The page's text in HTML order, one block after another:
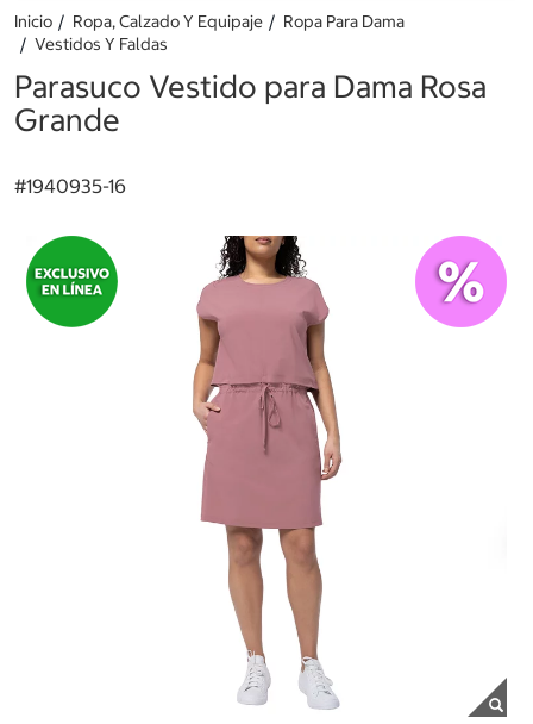
Inicio Ropa, Calzado Y Equipaje
Ropa Para Dama
Vestidos Y Faldas
Parasuco Vestido para Dama Rosa
Grande
#1940935-16